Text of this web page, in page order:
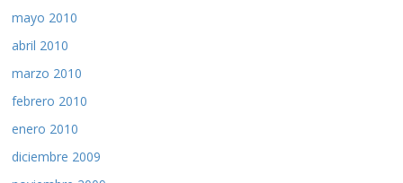
mayo 2010
abril 2010
marzo 2010
febrero 2010
enero 2010
diciembre 2009